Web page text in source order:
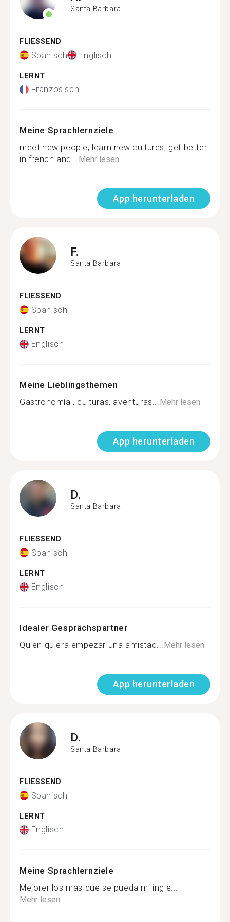
Santa Barbara
FLIESSEND
Spanisch Englisch
LERNT
Französisch
Meine Sprachlernziele
meet new people, learn new cultures, get better
in french and...Mehr lesen
App herunterladen
F.
Santa Barbara
FLIESSEND
Spanisch
LERNT
Englisch
Meine Lieblingsthemen
Gastronomía , culturas, aventuras...Mehr lesen
App herunterladen
D.
Santa Barbara
FLIESSEND
Spanisch
LERNT
Englisch
Idealer Gesprächspartner
Quien quiera empezar una amistad...Mehr lesen
App herunterladen
D.
Santa Barbara
FLIESSEND
Spanisch
LERNT
Englisch
Meine Sprachlernziele
Mejorer los mas que se pueda mi ingle...
Mehr lesen